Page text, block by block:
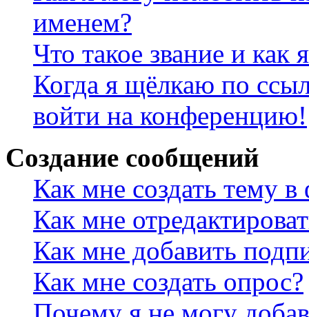
именем?
Что такое звание и как
Когда я щёлкаю по
войти на конференцию!
Создание сообщений
Как мне создать тему
Как мне
Как мне добавить
Как мне создать опрос?